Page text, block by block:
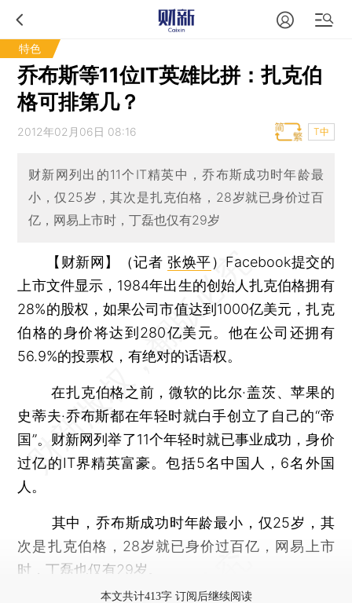
特色
乔布斯等11位IT英雄比拼：扎克伯
格可排第几？
2012年02月06日 08:16 T中
财新网列出的11个IT精英中，乔布斯成功时年龄最
小，仅25岁，其次是扎克伯格，28岁就已身价过百
亿，网易上市时，丁磊也仅有29岁
【财新网】（记者张焕平） Facebook提交的
上市文件显示，1984年出生的创始人扎克伯格拥有
28%的股权，如果公司市值达到1000亿美元，扎克
伯格的身价将达到280亿美元。他在公司还拥有
56.9%的投票权，有绝对的话语权。
在扎克伯格之前，微软的比尔·盖茨、苹果的
史蒂夫·乔布斯都在年轻时就白手创立了自己的“帝
国”。财新网列举了11个年轻时就已事业成功，身价
过亿的IT界精英富豪。包括5名中国人，6名外国
人。
其中，乔布斯成功时年龄最小，仅25岁，其
次是扎克伯格，28岁就已身价过百亿，网易上市
时，丁磊也仅有29岁。
本文共计413字 订阅后继续阅读